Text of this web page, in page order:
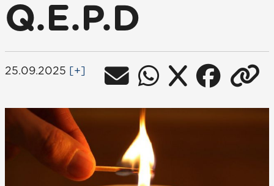
Q.E.P.D
25.09.2025 [+]